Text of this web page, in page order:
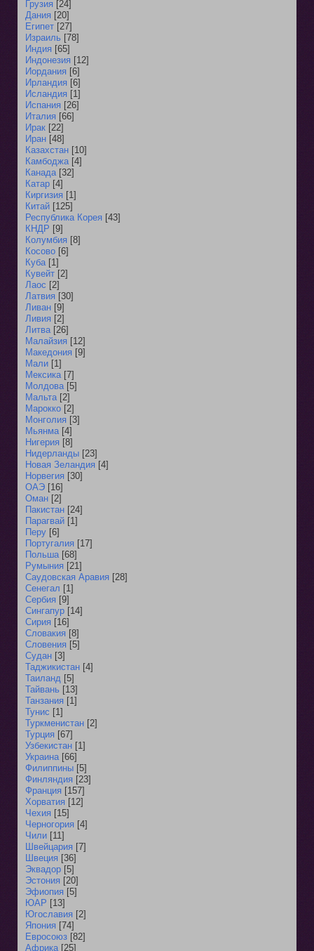
Грузия [24]
Дания [20]
Египет [27]
Израиль [78]
Индия [65]
Индонезия [12]
Иордания [6]
Ирландия [6]
Исландия [1]
Испания [26]
Италия [66]
Ирак [22]
Иран [48]
Казахстан [10]
Камбоджа [4]
Канада [32]
Катар [4]
Киргизия [1]
Китай [125]
Республика Корея [43]
КНДР [9]
Колумбия [8]
Косово [6]
Куба [1]
Кувейт [2]
Лаос [2]
Латвия [30]
Ливан [9]
Ливия [2]
Литва [26]
Малайзия [12]
Македония [9]
Мали [1]
Мексика [7]
Молдова [5]
Мальта [2]
Марокко [2]
Монголия [3]
Мьянма [4]
Нигерия [8]
Нидерланды [23]
Новая Зеландия [4]
Норвегия [30]
ОАЭ [16]
Оман [2]
Пакистан [24]
Парагвай [1]
Перу [6]
Португалия [17]
Польша [68]
Румыния [21]
Саудовская Аравия [28]
Сенегал [1]
Сербия [9]
Сингапур [14]
Сирия [16]
Словакия [8]
Словения [5]
Судан [3]
Таджикистан [4]
Таиланд [5]
Тайвань [13]
Танзания [1]
Тунис [1]
Туркменистан [2]
Турция [67]
Узбекистан [1]
Украина [66]
Филиппины [5]
Финляндия [23]
Франция [157]
Хорватия [12]
Чехия [15]
Черногория [4]
Чили [11]
Швейцария [7]
Швеция [36]
Эквадор [5]
Эстония [20]
Эфиопия [5]
ЮАР [13]
Югославия [2]
Япония [74]
Евросоюз [82]
Африка [25]